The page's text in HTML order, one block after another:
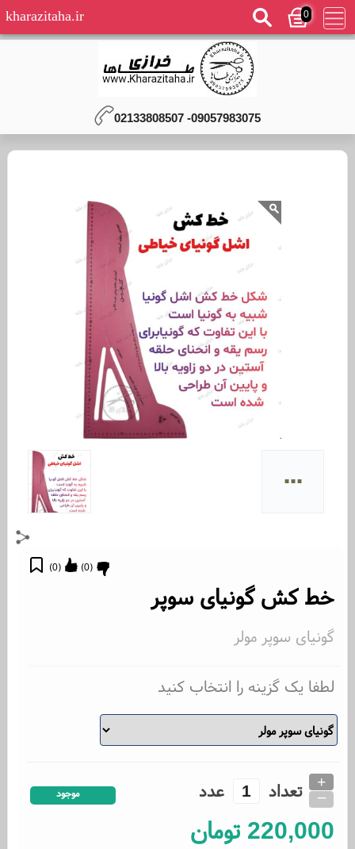
0
kharazitaha.ir
09057983075- 02133808507
...
(
0
) (
0
)
خط کش گونیای سوپر
گونیای سوپر مولر
لطفا یک گزینه را انتخاب کنید
تعداد +
_ عدد موجود
220,000 تومان